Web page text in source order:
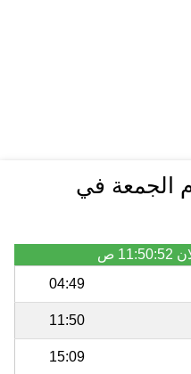
الجمعة في
11:50:52 ص
04:49
11:50
15:09